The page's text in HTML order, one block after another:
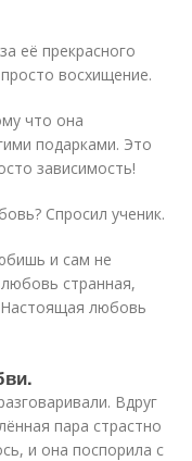
её прекрасного
восхищение.
что она
подарками. Это
зависимость!
Спросил ученик.
и сам не
странная,
любовь
Вдруг
пара страстно
и она поспорила с